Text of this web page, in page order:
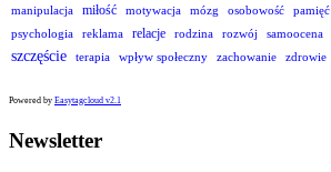
manipulacja
miłość motywacja mózg osobowość pamięć
psychologia
reklama relacje rodzina rozwój samoocena
szczęście terapia wpływ społeczny zachowanie zdrowie
Powered by Easytagcloud v2.1
Newsletter